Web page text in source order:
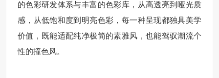
的色彩研发体系与丰富的色彩库，从高透亮到哑光质
感，从低饱和度到明亮色彩，每一种呈现都独具美学
价值，既能适配纯净极简的素雅风，也能驾驭潮流个
性的撞色风。